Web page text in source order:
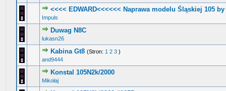
<<<< EDWARD<<<<<< Naprawa modelu Śląskiej 105 by
Impuls
0 głosów - średnia ocena: 0 na 5 gwiazdek
12345
Duwag N8C
lukasn26
1 głosów - średnia ocena: 5 na 5 gwiazdek
Kabina Gt8 (Stron: 1 2 3 )
and9444
0 głosów - średnia ocena: 0 na 5 gwiazdek
12 3 45
Konstal 105N2k/2000
Mikołaj
1 głosów - średnia ocena: 5 na 5 gwiazdek
12345